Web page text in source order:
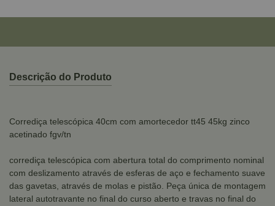
Descrição do Produto
Corrediça telescópica 40cm com amortecedor tt45 45kg zinco
acetinado fgv/tn
corrediça telescópica com abertura total do comprimento nominal
com deslizamento através de esferas de aço e fechamento suave
das gavetas, através de molas e pistão. Peça única de montagem
lateral autotravante no final do curso aberto e travas no final do